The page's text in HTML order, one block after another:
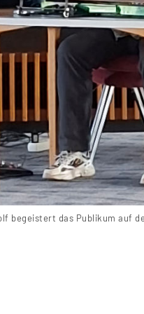
begeistert das Publikum auf